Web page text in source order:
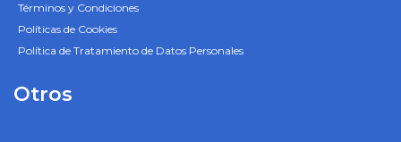
Términos y Condiciones
Políticas de Cookies
Política de Tratamiento de Datos Personales
Otros